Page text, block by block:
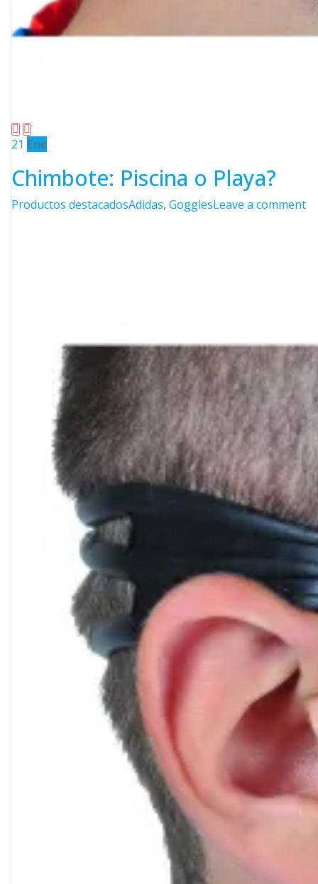
21 Ene
Chimbote: Piscina o Playa?
Categories
Productos destacadosTags
Adidas, GogglesLeave a comment